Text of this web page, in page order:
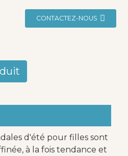
CONTACTEZ-NOUS
d'été pour filles sont
à la fois tendance et